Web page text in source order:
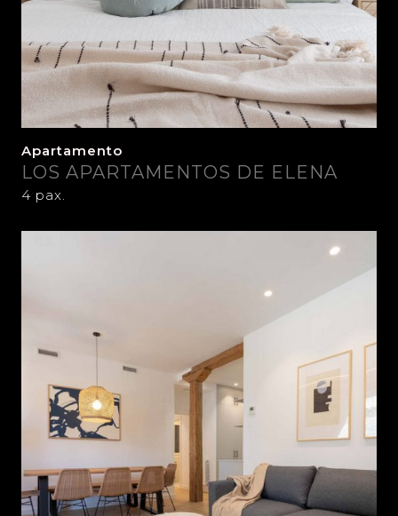
Apartamento
LOS APARTAMENTOS DE ELENA
4 pax.